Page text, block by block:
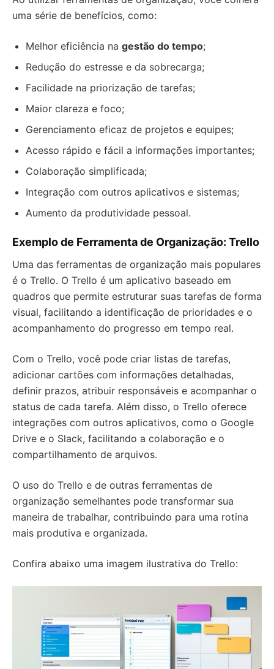
uma série de benefícios, como:
Melhor eficiência na gestão do tempo;
Redução do estresse e da sobrecarga;
Facilidade na priorização de tarefas;
Maior clareza e foco;
Gerenciamento eficaz de projetos e equipes;
Acesso rápido e fácil a informações importantes;
Colaboração simplificada;
Integração com outros aplicativos e sistemas;
Aumento da produtividade pessoal.
Exemplo de Ferramenta de Organização: Trello
Uma das ferramentas de organização mais populares
é o Trello. O Trello é um aplicativo baseado em
quadros que permite estruturar suas tarefas de forma
visual, facilitando a identificação de prioridades e o
acompanhamento do progresso em tempo real.
Com o Trello, você pode criar listas de tarefas,
adicionar cartões com informações detalhadas,
definir prazos, atribuir responsáveis e acompanhar o
status de cada tarefa. Além disso, o Trello oferece
integrações com outros aplicativos, como o Google
Drive e o Slack, facilitando a colaboração e o
compartilhamento de arquivos.
O uso do Trello e de outras ferramentas de
organização semelhantes pode transformar sua
maneira de trabalhar, contribuindo para uma rotina
mais produtiva e organizada.
Confira abaixo uma imagem ilustrativa do Trello: